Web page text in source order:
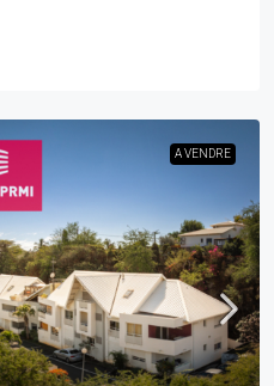
A VENDRE